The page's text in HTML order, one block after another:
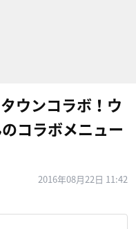
ウンコラボ！ウ
コラボメニュー
2016年08月22日 11:42